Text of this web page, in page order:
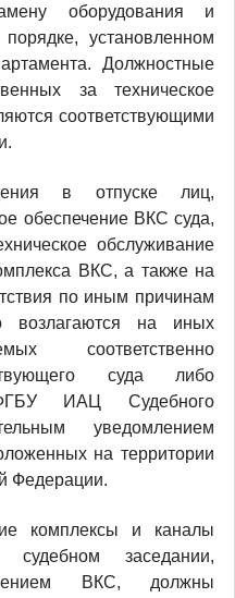
оборудования и
установленном
Должностные
за техническое
соответствующими
в отпуске лиц,
обеспечение ВКС суда,
обслуживание
ВКС, а также на
по иным причинам
возлагаются на иных
соответственно
суда либо
ИАЦ Судебного
уведомлением
на территории
Федерации.
комплексы и каналы
заседании,
ВКС, должны